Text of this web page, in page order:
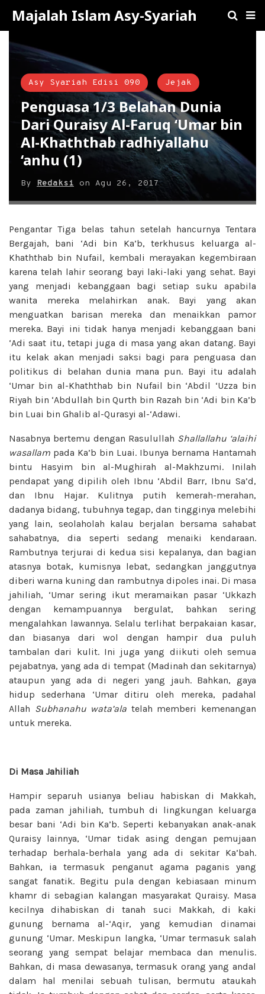
Majalah Islam Asy-Syariah
Asy Syariah Edisi 090 Jejak
Penguasa 1/3 Belahan Dunia
Dari Quraisy Al-Faruq ‘Umar bin
Al-Khaththab radhiyallahu
‘anhu (1)
By Redaksi on Agu 26, 2017
Pengantar Tiga belas tahun setelah hancurnya Tentara
Bergajah, bani ‘Adi bin Ka’b, terkhusus keluarga al-
Khaththab bin Nufail, kembali merayakan kegembiraan
karena telah lahir seorang bayi laki-laki yang sehat. Bayi
yang menjadi kebanggaan bagi setiap suku apabila
wanita mereka melahirkan anak. Bayi yang akan
menguatkan barisan mereka dan menaikkan pamor
mereka. Bayi ini tidak hanya menjadi kebanggaan bani
‘Adi saat itu, tetapi juga di masa yang akan datang. Bayi
itu kelak akan menjadi saksi bagi para penguasa dan
politikus di belahan dunia mana pun. Bayi itu adalah
‘Umar bin al-Khaththab bin Nufail bin ‘Abdil ‘Uzza bin
Riyah bin ‘Abdullah bin Qurth bin Razah bin ‘Adi bin Ka’b
bin Luai bin Ghalib al-Qurasyi al-‘Adawi.
Nasabnya bertemu dengan Rasulullah Shallallahu ‘alaihi
wasallam pada Ka’b bin Luai. Ibunya bernama Hantamah
bintu Hasyim bin al-Mughirah al-Makhzumi. Inilah
pendapat yang dipilih oleh Ibnu ‘Abdil Barr, Ibnu Sa’d,
dan Ibnu Hajar. Kulitnya putih kemerah-merahan,
dadanya bidang, tubuhnya tegap, dan tingginya melebihi
yang lain, seolaholah kalau berjalan bersama sahabat
sahabatnya, dia seperti sedang menaiki kendaraan.
Rambutnya terjurai di kedua sisi kepalanya, dan bagian
atasnya botak, kumisnya lebat, sedangkan janggutnya
diberi warna kuning dan rambutnya dipoles inai. Di masa
jahiliah, ‘Umar sering ikut meramaikan pasar ‘Ukkazh
dengan kemampuannya bergulat, bahkan sering
mengalahkan lawannya. Selalu terlihat berpakaian kasar,
dan biasanya dari wol dengan hampir dua puluh
tambalan dari kulit. Ini juga yang diikuti oleh semua
pejabatnya, yang ada di tempat (Madinah dan sekitarnya)
ataupun yang ada di negeri yang jauh. Bahkan, gaya
hidup sederhana ‘Umar ditiru oleh mereka, padahal
Allah Subhanahu wata’ala telah memberi kemenangan
untuk mereka.
Di Masa Jahiliah
Hampir separuh usianya beliau habiskan di Makkah,
pada zaman jahiliah, tumbuh di lingkungan keluarga
besar bani ‘Adi bin Ka’b. Seperti kebanyakan anak-anak
Quraisy lainnya, ‘Umar tidak asing dengan pemujaan
terhadap berhala-berhala yang ada di sekitar Ka’bah.
Bahkan, ia termasuk penganut agama paganis yang
sangat fanatik. Begitu pula dengan kebiasaan minum
khamr di sebagian kalangan masyarakat Quraisy. Masa
kecilnya dihabiskan di tanah suci Makkah, di kaki
gunung bernama al-‘Aqir, yang kemudian dinamai
gunung ‘Umar. Meskipun langka, ‘Umar termasuk salah
seorang yang sempat belajar membaca dan menulis.
Bahkan, di masa dewasanya, termasuk orang yang andal
dalam hal menilai sebuah tulisan, bermutu ataukah